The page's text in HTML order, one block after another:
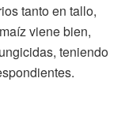
tanto en tallo,
viene bien,
teniendo